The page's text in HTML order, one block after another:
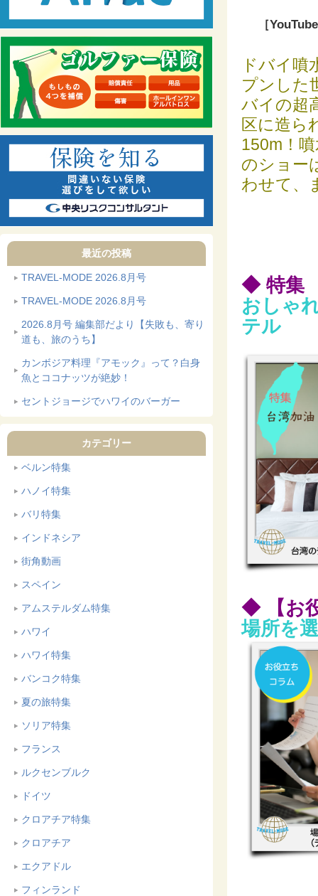
最近の投稿
TRAVEL-MODE 2026.8月号
TRAVEL-MODE 2026.8月号
2026.8月号 編集部だより【失敗も、寄り
道も、旅のうち】
カンボジア料理『アモック』って？白身
魚とココナッツが絶妙！
セントジョージでハワイのバーガー
カテゴリー
ベルン特集
ハノイ特集
バリ特集
インドネシア
街角動画
スペイン
アムステルダム特集
ハワイ
ハワイ特集
バンコク特集
夏の旅特集
ソリア特集
フランス
ルクセンブルク
ドイツ
クロアチア特集
クロアチア
エクアドル
フィンランド
［
ドバイ噴
プンした
バイの超
区に造ら
150m！
のショー
わせて、
◆ 特集
おしゃ
テル
◆ 【お
場所を